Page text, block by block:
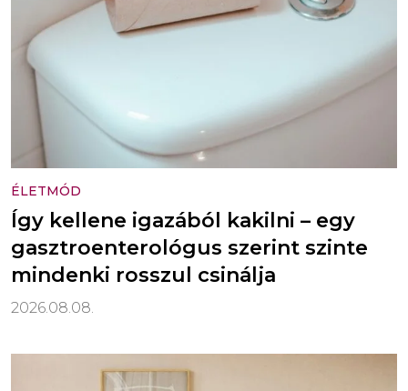
ÉLETMÓD
Így kellene igazából kakilni – egy
gasztroenterológus szerint szinte
mindenki rosszul csinálja
2026.08.08.